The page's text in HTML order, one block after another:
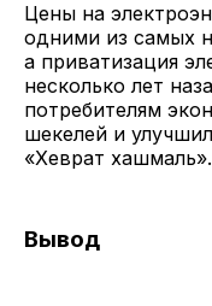
Цены на
одними из самых
а приватизация
несколько лет
потребителям
шекелей и
«Хеврат хашмаль».
Вывод